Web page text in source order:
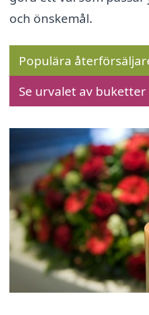
och önskemål.
Populära
Se urvalet av buketter